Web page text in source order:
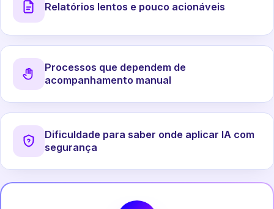
Relatórios lentos e pouco acionáveis
Processos que dependem de
acompanhamento manual
Dificuldade para saber onde aplicar IA com
segurança